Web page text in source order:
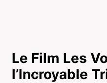
Le Film Les
l’Incroyable